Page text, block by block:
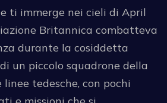
ti immerge nei cieli di April
Britannica combatteva
durante la cosiddetta
un piccolo squadrone della
linee tedesche, con pochi